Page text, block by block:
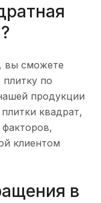
вы сможете
по
продукции
квадрат,
факторов,
клиентом
в